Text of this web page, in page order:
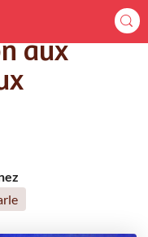
pruneaux
aux